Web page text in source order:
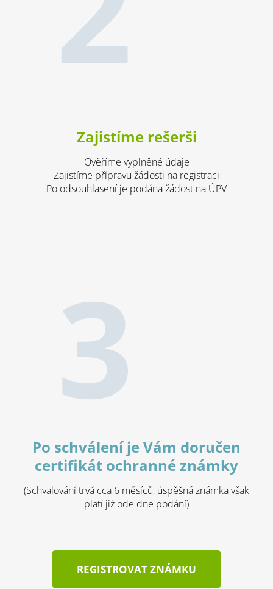
Zajistíme rešerši
Ověříme vyplněné údaje
Zajistíme přípravu žádosti na registraci
Po odsouhlasení je podána žádost na ÚPV
3
Po schválení je Vám doručen
certifikát ochranné známky
(Schvalování trvá cca 6 měsíců, úspěšná známka však
platí již ode dne podání)
REGISTROVAT ZNÁMKU